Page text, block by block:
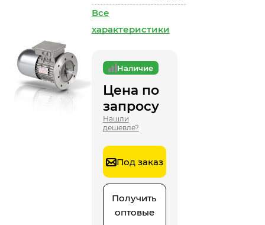
Все
характеристики
Наличие
Цена по
запросу
Нашли
дешевле?
Под заказ
Получить
оптовые